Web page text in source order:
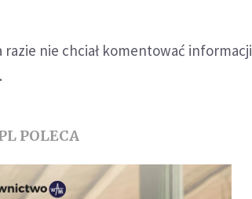
nie chciał komentować informacji
POLECA